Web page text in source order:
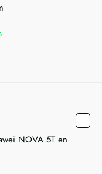
NOVA 5T en